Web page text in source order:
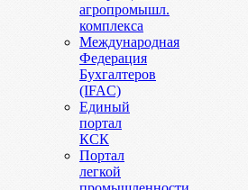
агропромышл.
комплекса
Международная
Федерация
Бухгалтеров
(IFAC)
Единый
портал
КСК
Портал
легкой